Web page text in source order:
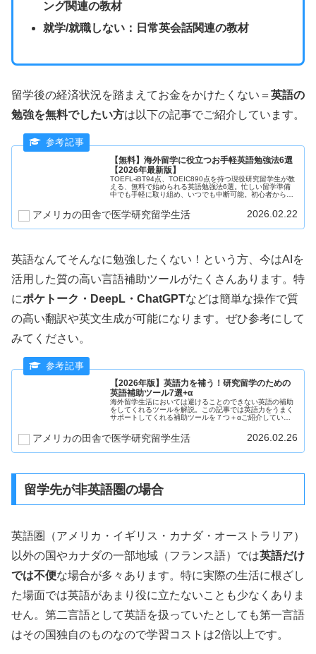
ング関連の教材
就学/就職しない：日常英会話関連の教材
留学後の経済状況を踏まえてお金をかけたくない＝ 英語の
勉強を無料でしたい方は以下の記事でご紹介しています。
【無料】海外留学に役立つお手軽英語勉強法6選
【2026年最新版】
TOEFL-iBT94点、TOEIC890点を持つ現役研究留学生が教
える、無料で始められる英語勉強法6選。忙しい留学準備
中でも手軽に取り組め、いつでも中断可能。初心者から始
アメリカの田舎で医学研究留学生活 2026.02.22
英語なんてそんなに勉強したくない！という方、今はAIを
活用した質の高い言語補助ツールがたくさんあります。特
にポケトーク・DeepL・ChatGPTなどは簡単な操作で質
の高い翻訳や英文生成が可能になります。ぜひ参考にして
みてください。
【2026年版】英語力を補う！研究留学のための
英語補助ツール7選+α
海外留学生活においては避けることのできない英語の補助
をしてくれるツールを解説。この記事では英語力をうまく
サポートしてくれる補助ツールを７つ＋αご紹介していま
す！
アメリカの田舎で医学研究留学生活 2026.02.26
留学先が非英語圏の場合
英語圏（アメリカ・イギリス・カナダ・オーストラリア）
以外の国やカナダの一部地域（フランス語）では英語だけ
では不便な場合が多々あります。特に実際の生活に根ざし
た場面では英語があまり役に立たないことも少なくありま
せん。第二言語として英語を扱っていたとしても第一言語
はその国独自のものなので学習コストは2倍以上です。